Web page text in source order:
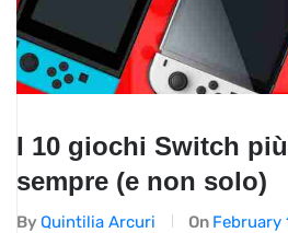
I 10 giochi Switch
sempre (e non solo)
By Quintilia Arcuri On February